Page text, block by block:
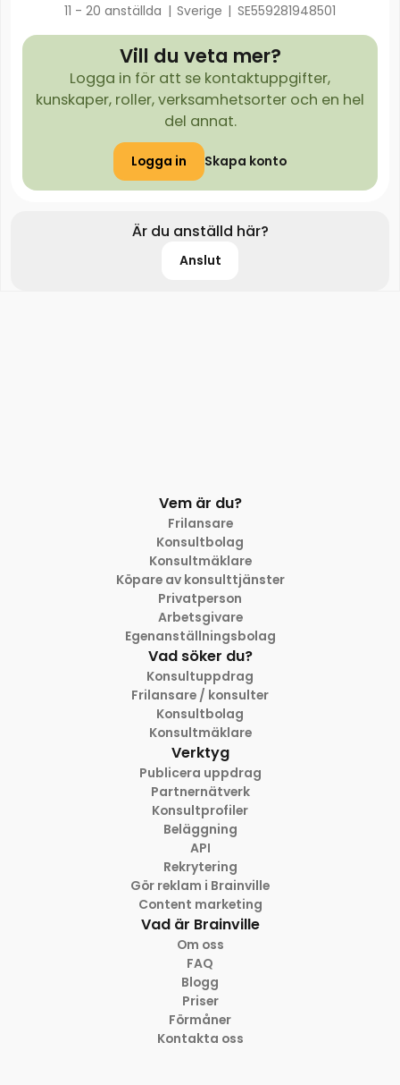
11 - 20 anställda | Sverige | SE559281948501
Vill du veta mer?
Logga in för att se kontaktuppgifter,
kunskaper, roller, verksamhetsorter och en hel
del annat.
Logga in Skapa konto
Är du anställd här?
Anslut
Vem är du?
Frilansare
Konsultbolag
Konsultmäklare
Köpare av konsulttjänster
Privatperson
Arbetsgivare
Egenanställningsbolag
Vad söker du?
Konsultuppdrag
Frilansare / konsulter
Konsultbolag
Konsultmäklare
Verktyg
Publicera uppdrag
Partnernätverk
Konsultprofiler
Beläggning
API
Rekrytering
Gör reklam i Brainville
Content marketing
Vad är Brainville
Om oss
FAQ
Blogg
Priser
Förmåner
Kontakta oss